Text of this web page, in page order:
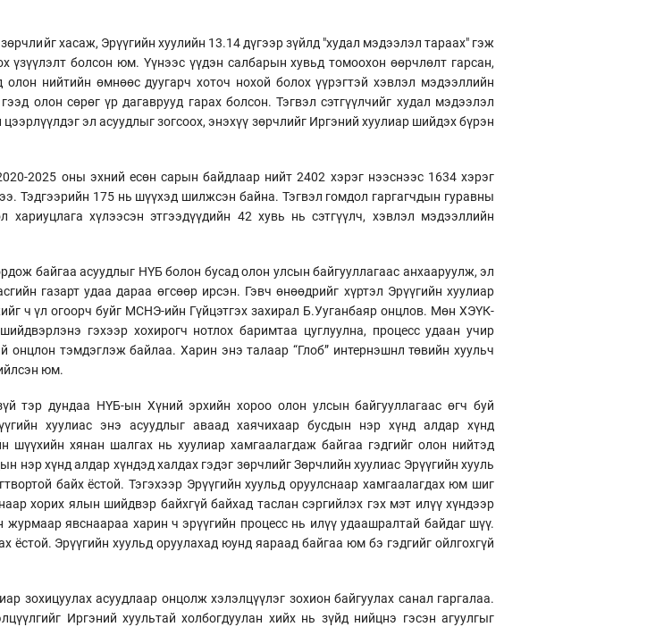
хасаж, Эрүүгийн хуулийн 13.14 дүгээр зүйлд "худал мэдээлэл тараах" гэж
болсон юм. Үүнээс үүдэн салбарын хувьд томоохон өөрчлөлт гарсан,
нийтийн өмнөөс дуугарч хоточ нохой болох үүрэгтэй хэвлэл мэдээллийн
олон сөрөг үр дагаврууд гарах болсон. Тэгвэл сэтгүүлчийг худал мэдээлэл
эл асуудлыг зогсоох, энэхүү зөрчлийг Иргэний хуулиар шийдэх бүрэн
2025 оны эхний есөн сарын байдлаар нийт 2402 хэрэг нээснээс 1634 хэрэг
Тэдгээрийн 175 нь шүүхэд шилжсэн байна. Тэгвэл гомдол гаргагчдын гуравны
хүлээсэн этгээдүүдийн 42 хувь нь сэтгүүлч, хэвлэл мэдээллийн
байгаа асуудлыг НҮБ болон бусад олон улсын байгууллагаас анхааруулж, эл
газарт удаа дараа өгсөөр ирсэн. Гэвч өнөөдрийг хүртэл Эрүүгийн хуулиар
ч үл огоорч буйг МСНЭ-ийн Гүйцэтгэх захирал Б.Ууганбаяр онцлов. Мөн ХЭҮК-
гэхээр хохирогч нотлох баримтаа цуглуулна, процесс удаан учир
онцлон тэмдэглэж байлаа. Харин энэ талаар “Глоб” интернэшнл төвийн хуульч
юм.
тэр дундаа НҮБ-ын Хүний эрхийн хороо олон улсын байгууллагаас өгч буй
хуулиас энэ асуудлыг аваад хаячихаар бусдын нэр хүнд алдар хүнд
хянан шалгах нь хуулиар хамгаалагдаж байгаа гэдгийг олон нийтэд
нэр хүнд алдар хүндэд халдах гэдэг зөрчлийг Зөрчлийн хуулиас Эрүүгийн хууль
байх ёстой. Тэгэхээр Эрүүгийн хуульд оруулснаар хамгаалагдах юм шиг
хорих ялын шийдвэр байхгүй байхад таслан сэргийлэх гэх мэт илүү хүндээр
явснаараа харин ч эрүүгийн процесс нь илүү удаашралтай байдаг шүү.
Эрүүгийн хуульд оруулахад юунд яараад байгаа юм бэ гэдгийг ойлгохгүй
зохицуулах асуудлаар онцолж хэлэлцүүлэг зохион байгуулах санал гаргалаа.
Иргэний хуультай холбогдуулан хийх нь зүйд нийцнэ гэсэн агуулгыг